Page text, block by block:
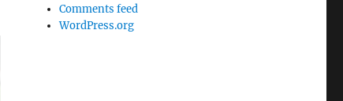
Comments feed
WordPress.org